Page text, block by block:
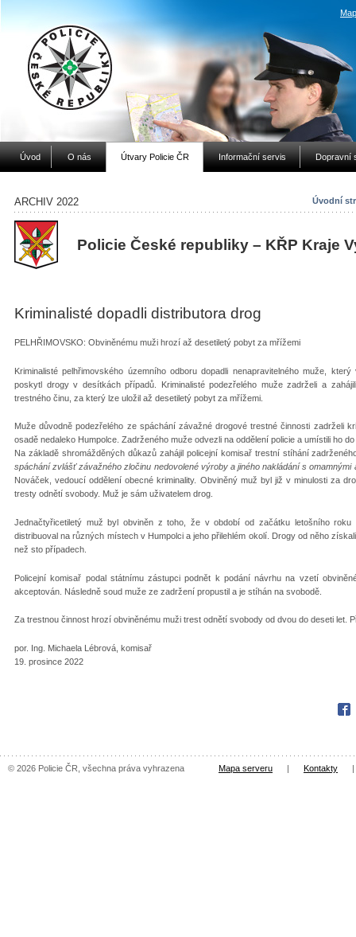
Úvod O nás Útvary Policie ČR Informační servis Dopravní
Úvodní
ARCHIV 2022
Policie České republiky – KŘP Kraje
Kriminalisté dopadli distributora drog
PELHŘIMOVSKO: Obviněnému muži hrozí až desetiletý pobyt za mřížemi
Kriminalisté pelhřimovského územního odboru dopadli nenapravitelného muže,
poskytl drogy v desítkách případů. Kriminalisté podezřelého muže zadrželi a
trestného činu, za který lze uložil až desetiletý pobyt za mřížemi.
Muže důvodně podezřelého ze spáchání závažné drogové trestné činnosti zadrželi
osadě nedaleko Humpolce. Zadrženého muže odvezli na oddělení policie a umístili ho do
Na základě shromážděných důkazů zahájil policejní komisař trestní stíhání
spáchání zvlášť závažného zločinu nedovolené výroby a jiného nakládání s omamnými
Nováček, vedoucí oddělení obecné kriminality. Obviněný muž byl již v minulosti za
tresty odnětí svobody. Muž je sám uživatelem drog.
Jednačtyřicetiletý muž byl obviněn z toho, že v období od začátku letošního
distribuoval na různých místech v Humpolci a jeho přilehlém okolí. Drogy od něho
než sto případech.
Policejní komisař podal státnímu zástupci podnět k podání návrhu na vzetí
akceptován. Následně soud muže ze zadržení propustil a je stíhán na svobodě.
Za trestnou činnost hrozí obviněnému muži trest odnětí svobody od dvou do deseti let.
por. Ing. Michaela Lébrová, komisař
19. prosince 2022
© 2026 Policie ČR, všechna práva vyhrazena Mapa serveru | Kontakty |